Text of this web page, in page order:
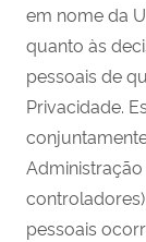
em nome da
quanto às
pessoais de
Privacidade.
pessoais